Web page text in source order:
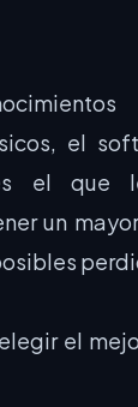
el
el que
un
el